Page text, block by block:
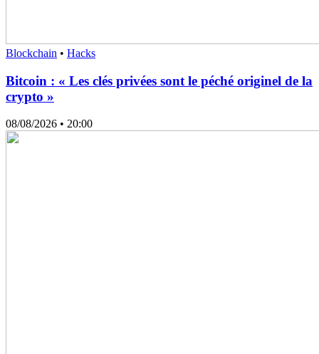
Blockchain • Hacks
Bitcoin : « Les clés privées sont le péché originel de la
crypto »
08/08/2026 • 20:00